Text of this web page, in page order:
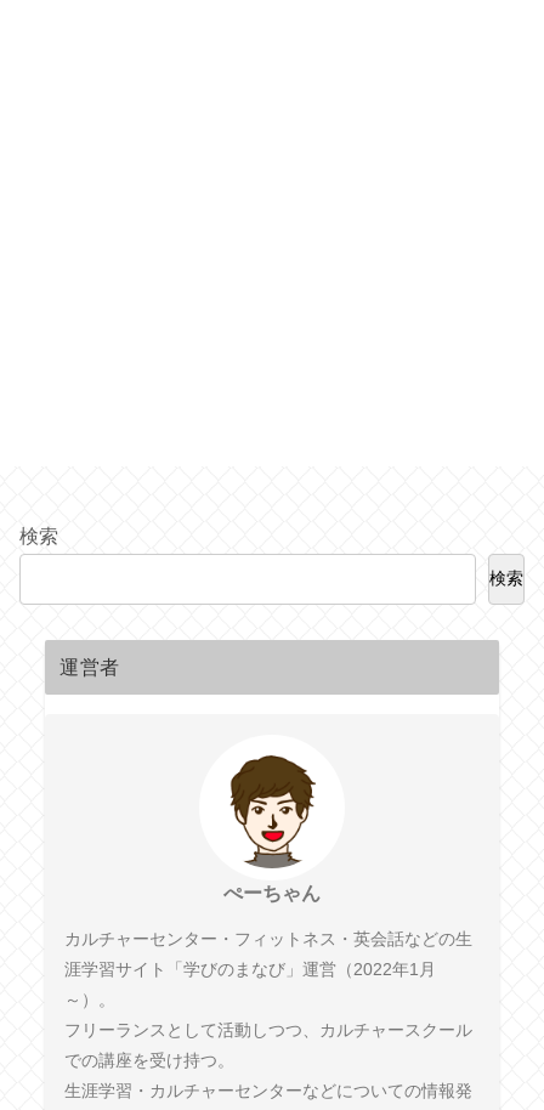
検索
検索
運営者
ぺーちゃん
カルチャーセンター・フィットネス・英会話などの生
涯学習サイト「学びのまなび」運営（2022年1月
～）。
フリーランスとして活動しつつ、カルチャースクール
での講座を受け持つ。
生涯学習・カルチャーセンターなどについての情報発